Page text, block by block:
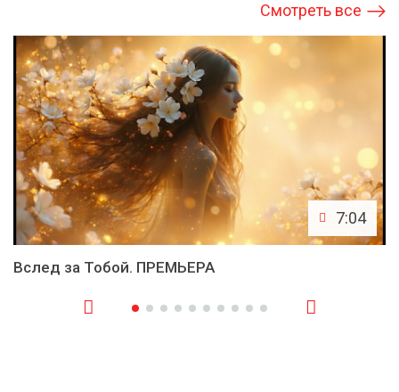
Смотреть все
7:04
Вслед за Тобой. ПРЕМЬЕРА